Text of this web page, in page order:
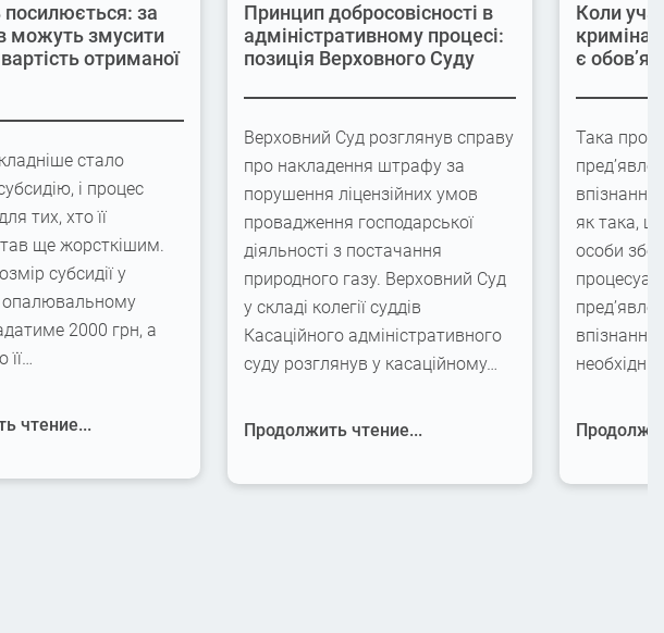
за
можуть змусити
отриманої
стало
і процес
тих, хто її
ще жорсткішим.
субсидії у
2000 грн, а
її…
чтение...
Принцип добросовісності в
адміністративному процесі:
позиція Верховного Суду
Верховний Суд розглянув справу
про накладення штрафу за
порушення ліцензійних умов
провадження господарської
діяльності з постачання
природного газу. Верховний Суд
у складі колегії суддів
Касаційного адміністративного
суду розглянув у касаційному…
Продолжить чтение...
Коли
є
Така
як така,
особи